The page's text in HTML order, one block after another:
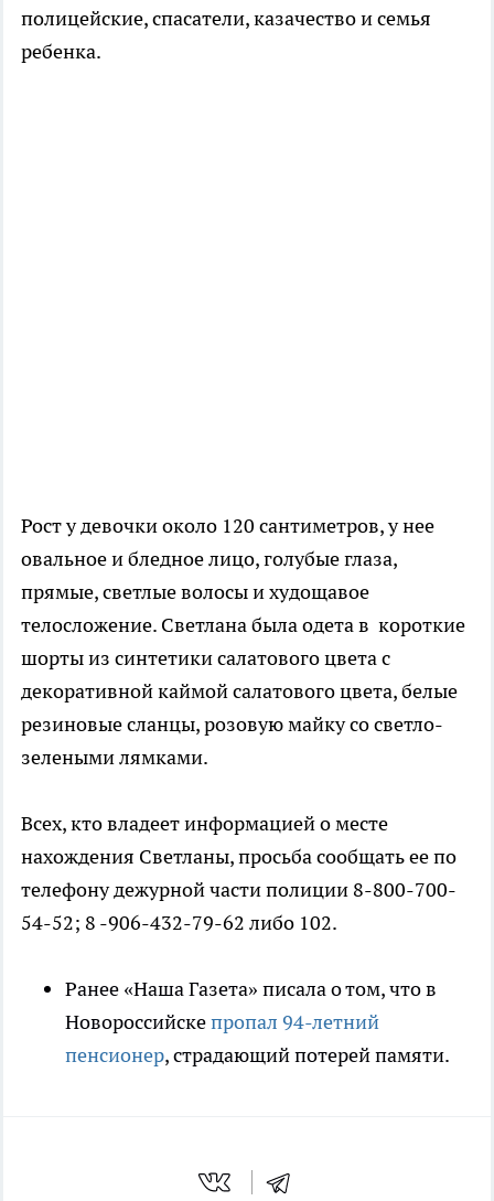
полицейские, спасатели, казачество и семья
ребенка.
Рост у девочки около 120 сантиметров, у нее
овальное и бледное лицо, голубые глаза,
прямые, светлые волосы и худощавое
телосложение. Светлана была одета в короткие
шорты из синтетики салатового цвета с
декоративной каймой салатового цвета, белые
резиновые сланцы, розовую майку со светло-
зелеными лямками.
Всех, кто владеет информацией о месте
нахождения Светланы, просьба сообщать ее по
телефону дежурной части полиции 8-800-700-
54-52; 8 -906-432-79-62 либо 102.
Ранее «Наша Газета» писала о том, что в
Новороссийскепропал 94-летний
пенсионер, страдающий потерей памяти.